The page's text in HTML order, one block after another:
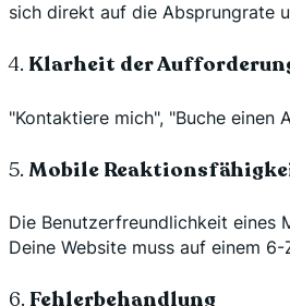
sich direkt auf die Absprungrate
4. Klarheit der
"Kontaktiere mich", "Buche
5. Mobile
Die Benutzerfreundlichkeit eines
Deine Website muss auf einem
6. Fehlerbehandlung